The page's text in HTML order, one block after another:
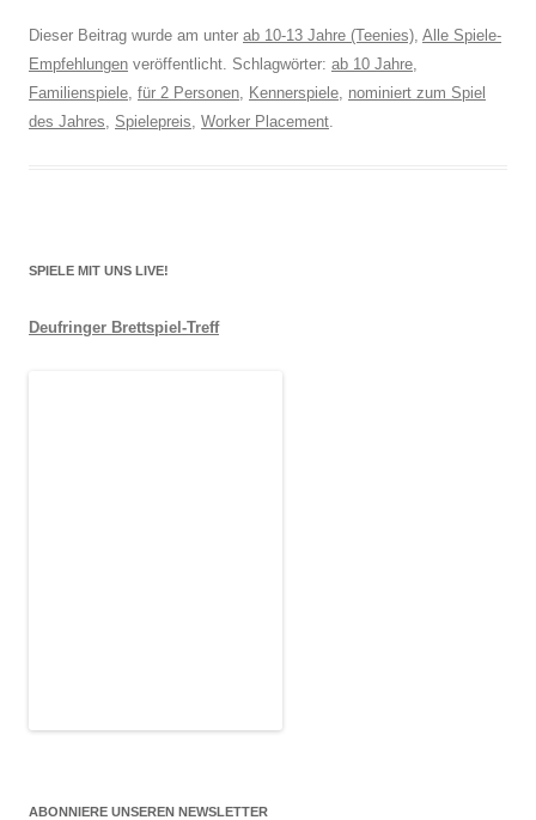
Dieser Beitrag wurde am unter ab 10-13 Jahre (Teenies), Alle Spiele-
Empfehlungen veröffentlicht. Schlagwörter: ab 10 Jahre,
Familienspiele, für 2 Personen, Kennerspiele, nominiert zum Spiel
des Jahres, Spielepreis, Worker Placement.
SPIELE MIT UNS LIVE!
Deufringer Brettspiel-Treff
ABONNIERE UNSEREN NEWSLETTER